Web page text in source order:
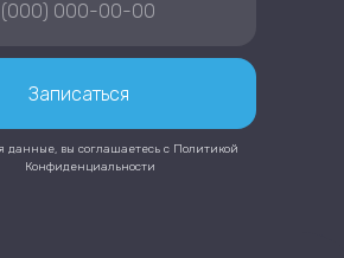
Записаться
данные, вы соглашаетесь с Политикой
Конфиденциальности